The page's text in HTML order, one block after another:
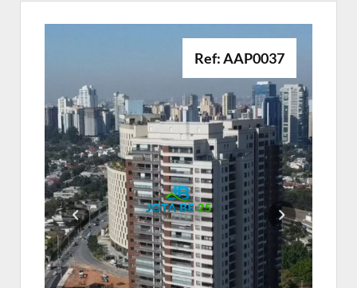
Ref: AAP0037